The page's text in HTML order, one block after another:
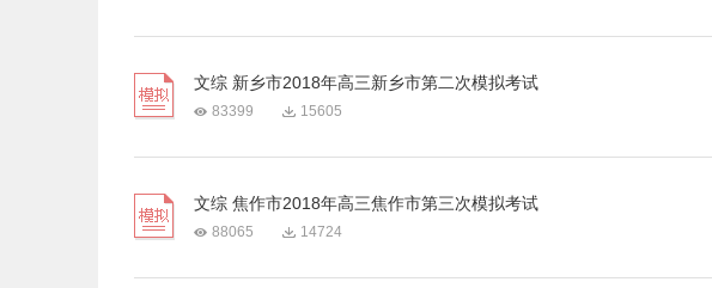
文综 新乡市2018年高三新乡市第二次模拟考试
83399 15605
文综 焦作市2018年高三焦作市第三次模拟考试
88065 14724